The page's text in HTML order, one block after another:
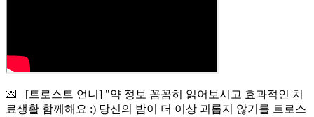
💌 [트로스트 언니] "약 정보 꼼꼼히 읽어보시고 효과적인 치
료생활 함께해요 :) 당신의 밤이 더 이상 괴롭지 않기를 트로스